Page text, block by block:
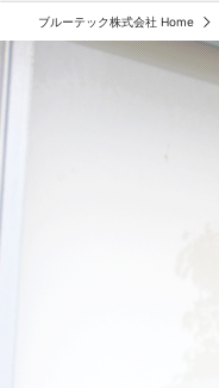
ブルーテック株式会社 Home